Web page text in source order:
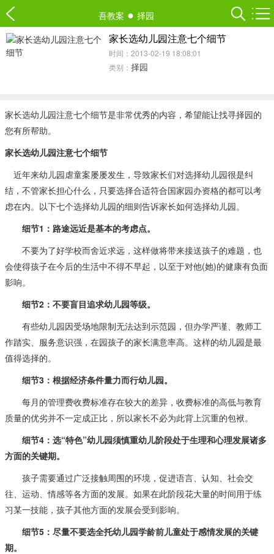
吾教案 ● 择园
家长选幼儿园注意七个细节
时间：2013-02-19 18:08:01
类别： 择园
家长选幼儿园注意七个细节是非常优秀的内容，希望能让找寻择园的
您有所帮助。
家长选幼儿园注意七个细节
近年来幼儿园虐童案屡屡发生，导致家长们对选择幼儿园很是纠
结，不管家长担心什么，只要选择合适符合国家园办资格的都可以考
虑在内。以下七个选择幼儿园的细则告诉家长如何选择幼儿园。
细节1：路途远近是基本的考虑点。
不要为了好学校而舍近求远，这样做将带来接送孩子的难题，也
会使得孩子在今后的生活中不得不早起，以至于对他(她)的健康有负面
影响。
细节2：不要盲目追求幼儿园等级。
有些幼儿园因受场地限制无法达到示范园，但办学严谨、教师工
作踏实、服务意识强，在园孩子的家长满意率高。这样的幼儿园是最
值得选择的。
细节3：根据经济条件量力而行幼儿园。
每月的管理费收费标准存在较大的差异，收费标准的高低与教育
质量的优劣并不一定成正比，所以家长不必为此背上沉重的包袱。
细节4：选“特色”幼儿园须慎重幼儿阶段处于生理和心理发展诸多
方面的关键期。
孩子需要通过广泛接触周围的环境，促进语言、认知、社会交
往、运动、情感等各方面的发展。如果在此阶段花大量的时间用于练
习某一技能，孩子其他方面的发展会受到影响。
细节5：尽量不要选全托幼儿园学龄前儿童处于感情发展的关键
期。